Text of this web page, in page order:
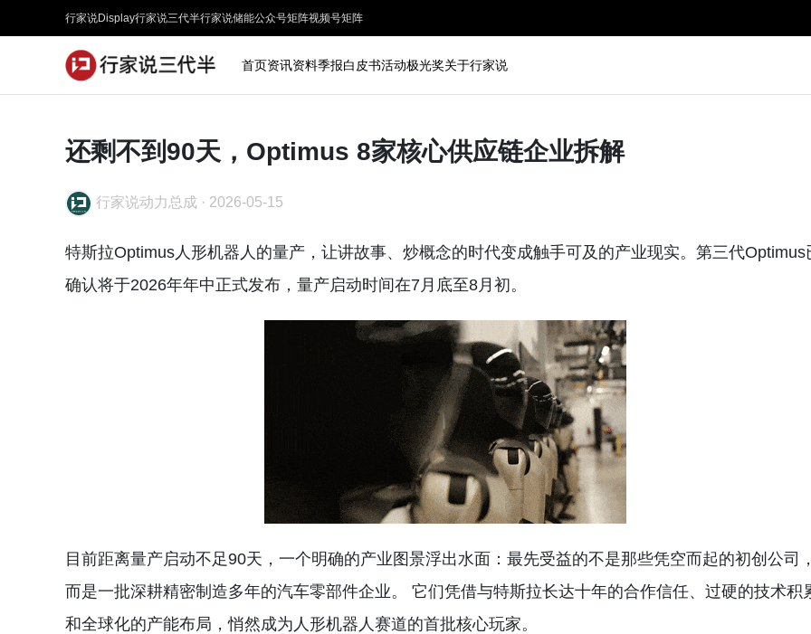
行家说Display行家说三代半行家说储能公众号矩阵视频号矩阵
首页资讯资料季报白皮书活动极光奖关于行家说
还剩不到90天，Optimus 8家核心供应链企业拆解
行家说动力总成 · 2026-05-15
特斯拉Optimus人形机器人的量产，让讲故事、炒概念的时代变成触手可及的产业现实。第三代Optimus
确认将于2026年年中正式发布，量产启动时间在7月底至8月初。
目前距离量产启动不足90天，一个明确的产业图景浮出水面：最先受益的不是那些凭空而起的初创公司
而是一批深耕精密制造多年的汽车零部件企业。 它们凭借与特斯拉长达十年的合作信任、过硬的技术积
和全球化的产能布局，悄然成为人形机器人赛道的首批核心玩家。